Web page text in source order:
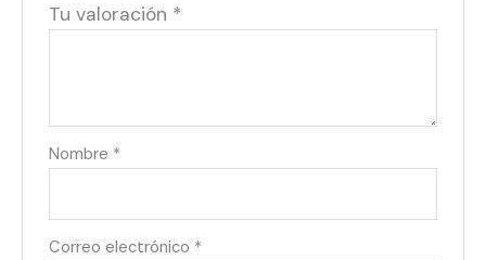
Tu valoración *
Nombre *
Correo electrónico *